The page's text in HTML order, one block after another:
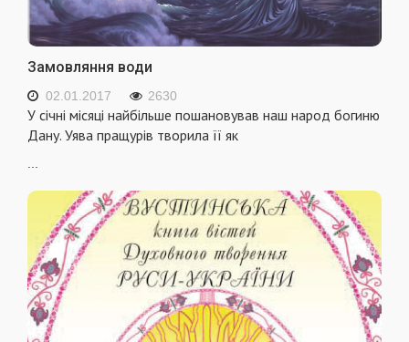
Замовляння води
02.01.2017 2630
У січні місяці найбільше пошановував наш народ богиню
Дану. Уява пращурів творила її як